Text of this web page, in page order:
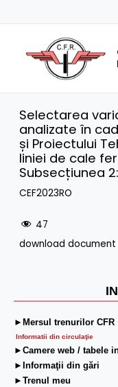
►Mersul trenurilor CFR
Informatii din circulaţie
►Camere web / tabele
►Informaţii din gări
►Trenul meu
Selectarea
analizate în
și Proiectului
liniei de cale
Subsecțiunea
CEF2023RO
47
download document